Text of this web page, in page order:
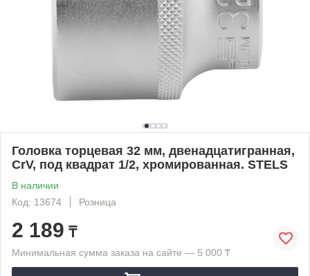
Головка торцевая 32 мм, двенадцатигранная,
CrV, под квадрат 1/2, хромированная. STELS
В наличии
Код: 13674
Розница
2 189 ₸
Минимальная сумма заказа на сайте — 5 000 ₸